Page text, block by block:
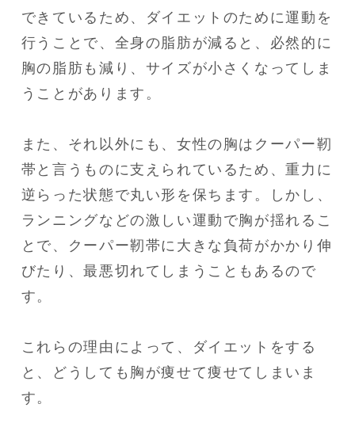
できているため、ダイエットのために運動を
行うことで、全身の脂肪が減ると、必然的に
胸の脂肪も減り、サイズが小さくなってしま
うことがあります。
また、それ以外にも、女性の胸はクーパー靭
帯と言うものに支えられているため、重力に
逆らった状態で丸い形を保ちます。しかし、
ランニングなどの激しい運動で胸が揺れるこ
とで、クーパー靭帯に大きな負荷がかかり伸
びたり、最悪切れてしまうこともあるので
す。
これらの理由によって、ダイエットをする
と、どうしても胸が痩せて痩せてしまいま
す。